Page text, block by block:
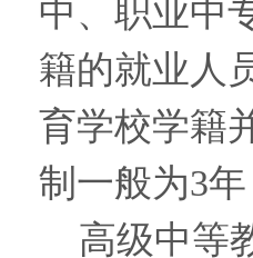
中、职业中
籍的就业人
育学校学籍
制一般为3
高级中等